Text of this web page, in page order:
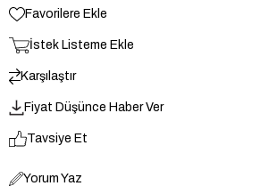
Favorilere Ekle
İstek Listeme Ekle
Karşılaştır
Fiyat Düşünce Haber Ver
Tavsiye Et
Yorum Yaz